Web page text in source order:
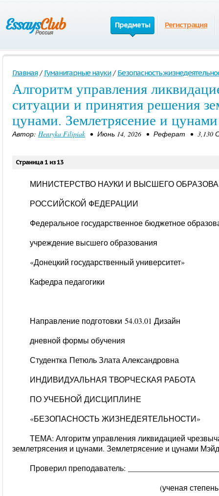
Предметы Регистрация
Главная / Гуманитарные науки / Безопасность
Алгоритм управления
ситуации и принятия решения
цунами. Землетрясение и
Автор: Henryka Filipiak• Июнь 14, 2026 • Реферат • 3,130
Страница 1 из 13
МИНИСТЕРСТВО НАУКИ И ВЫСШЕГО
РОССИЙСКОЙ ФЕДЕРАЦИИ
Федеральное государственное бюджетное
учреждение высшего образования
«Донецкий государственный университет»
Кафедра педагогики
Направление подготовки 54.03.01 Дизайн
дневной формы обучения
Студентка Петюль Злата Александровна
ИНДИВИДУАЛЬНАЯ ТВОРЧЕСКАЯ РАБОТА
ПО УЧЕБНОЙ ДИСЦИПЛИНЕ
«БЕЗОПАСНОСТЬ ЖИЗНЕДЕЯТЕЛЬНОСТИ»
ТЕМА: Алгоритм управления ликвидацией
землетрясения и цунами. Землетрясение и цунами
Проверил преподаватель:
(ученая степень,